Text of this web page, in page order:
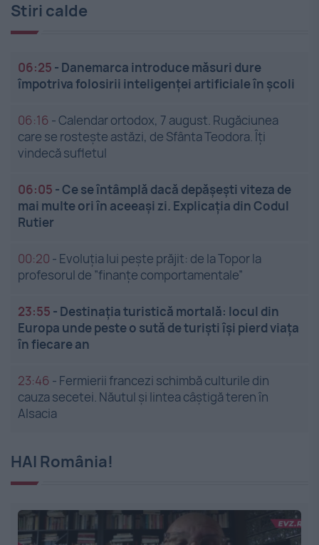
Stiri calde
06:25 - Danemarca introduce măsuri dure
împotriva folosirii inteligenței artificiale în școli
06:16 -Calendar ortodox, 7 august. Rugăciunea
care se rostește astăzi, de Sfânta Teodora. Îți
vindecă sufletul
06:05 -Ce se întâmplă dacă depășești viteza de
mai multe ori în aceeași zi. Explicația din Codul
Rutier
00:20 - Evoluția lui pește prăjit: de la Topor la
profesorul de ”finanțe comportamentale”
23:55 - Destinația turistică mortală: locul din
Europa unde peste o sută de turiști își pierd viața
în fiecare an
23:46 - Fermierii francezi schimbă culturile din
cauza secetei. Năutul și lintea câștigă teren în
Alsacia
HAI România!